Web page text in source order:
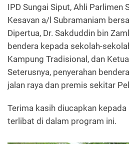
IPD Sungai Siput, Ahli Parlimen
Kesavan a/l Subramaniam
Dipertua, Dr. Sakduddin bin
bendera kepada sekolah-
Kampung Tradisional, dan
Seterusnya, penyerahan
jalan raya dan premis sekitar
Terima kasih diucapkan kepada
terlibat di dalam program ini.